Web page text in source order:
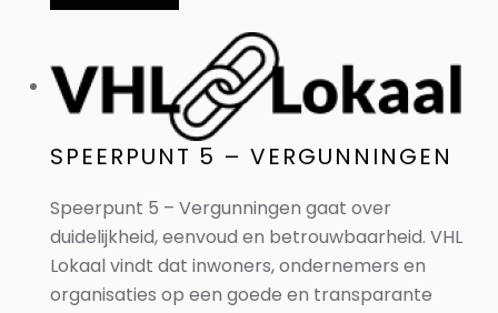
SPEERPUNT 5 – VERGUNNINGEN
Speerpunt 5 – Vergunningen gaat over
duidelijkheid, eenvoud en betrouwbaarheid. VHL
Lokaal vindt dat inwoners, ondernemers en
organisaties op een goede en transparante